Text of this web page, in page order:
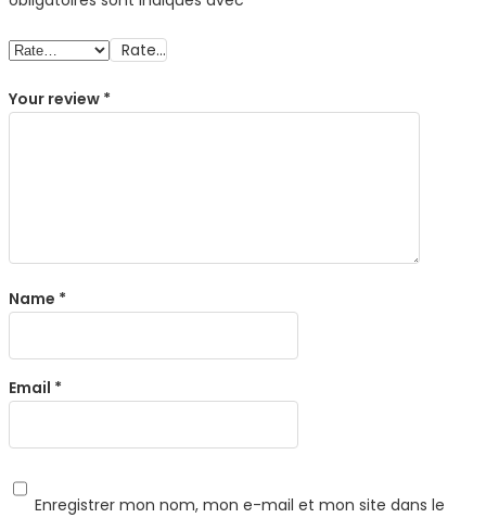
Rate…
Your review *
Name *
Email *
Enregistrer mon nom, mon e-mail et mon site dans le